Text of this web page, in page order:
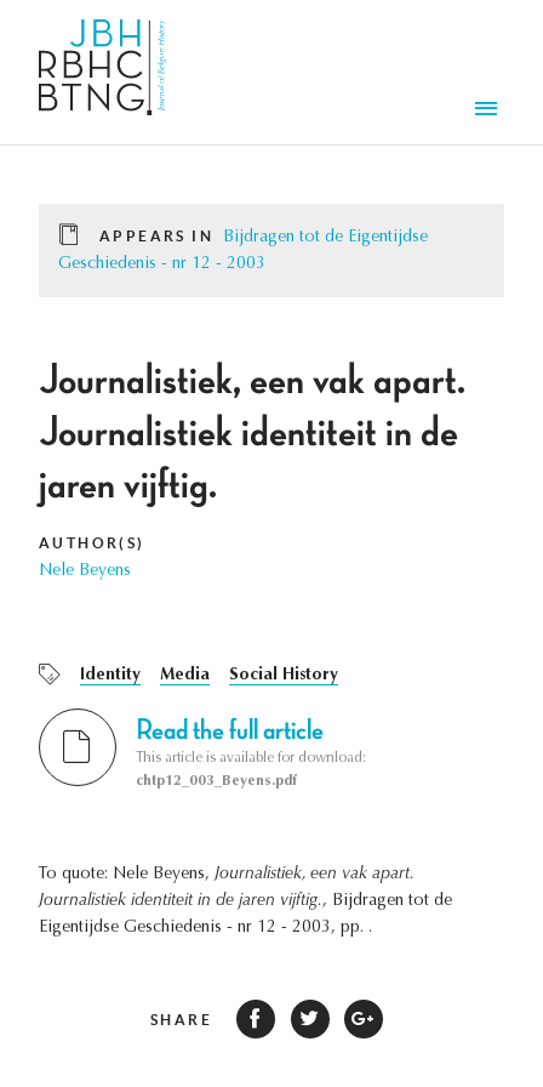
APPEARS IN
Bijdragen tot de Eigentijdse
Geschiedenis - nr 12 - 2003
Journalistiek, een vak apart.
Journalistiek identiteit in de
jaren vijftig.
AUTHOR(S)
Nele Beyens
Identity Media Social History
Read the full article
This article is available for download:
chtp12_003_Beyens.pdf
To quote: Nele Beyens, Journalistiek, een vak apart.
Journalistiek identiteit in de jaren vijftig., Bijdragen tot de
Eigentijdse Geschiedenis - nr 12 - 2003, pp. .
SHARE